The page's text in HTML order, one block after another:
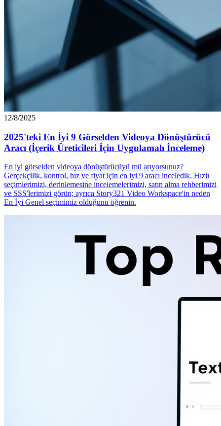
12/8/2025
2025'teki En İyi 9 Görselden Videoya Dönüştürücü
Aracı (İçerik Üreticileri İçin Uygulamalı İnceleme)
En iyi görselden videoya dönüştürücüyü mü arıyorsunuz?
Gerçekçilik, kontrol, hız ve fiyat için en iyi 9 aracı inceledik. Hızlı
seçimlerimizi, derinlemesine incelemelerimizi, satın alma rehberimizi
ve SSS'lerimizi görün; ayrıca Story321 Video Workspace'in neden
En İyi Genel seçimimiz olduğunu öğrenin.